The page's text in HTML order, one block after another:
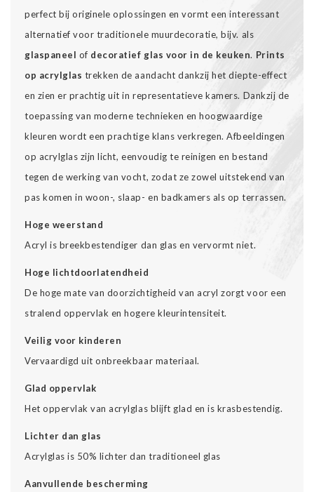
perfect bij originele oplossingen en vormt een interessant
alternatief voor traditionele muurdecoratie, bijv. als
glaspaneel of decoratief glas voor in de keuken. Prints
op acrylglas trekken de aandacht dankzij het diepte-effect
en zien er prachtig uit in representatieve kamers. Dankzij de
toepassing van moderne technieken en hoogwaardige
kleuren wordt een prachtige klans verkregen. Afbeeldingen
op acrylglas zijn licht, eenvoudig te reinigen en bestand
tegen de werking van vocht, zodat ze zowel uitstekend van
pas komen in woon-, slaap- en badkamers als op terrassen.
Hoge weerstand
Acryl is breekbestendiger dan glas en vervormt niet.
Hoge lichtdoorlatendheid
De hoge mate van doorzichtigheid van acryl zorgt voor een
stralend oppervlak en hogere kleurintensiteit.
Veilig voor kinderen
Vervaardigd uit onbreekbaar materiaal.
Glad oppervlak
Het oppervlak van acrylglas blijft glad en is krasbestendig.
Lichter dan glas
Acrylglas is 50% lichter dan traditioneel glas
Aanvullende bescherming